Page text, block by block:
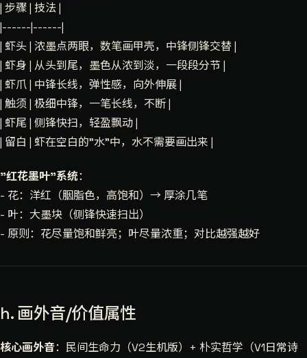
| 步骤 | 技法 |
|------|------|
| 虾头 | 浓墨点两眼，数笔画甲壳，中锋侧锋交替 |
| 虾身 | 从头到尾，墨色从浓到淡，一段段分节 |
| 虾爪 | 中锋长线，弹性感，向外伸展 |
| 触须 | 极细中锋，一笔长线，不断 |
| 虾尾 | 侧锋快扫，轻盈飘动 |
| 留白 | 虾在空白的"水"中，水不需要画出来 |
"红花墨叶"系统：
- 花：洋红（胭脂色，高饱和）→ 厚涂几笔
- 叶：大墨块（侧锋快速扫出）
- 原则：花尽量饱和鲜亮；叶尽量浓重；对比越强越好
h. 画外音/价值属性
核心画外音：民间生命力（V2生机版）+ 朴实哲学（V1日常诗